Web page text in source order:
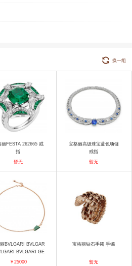
换一组
丽FESTA 262665 戒
指
暂无
宝格丽高级珠宝蓝色项链
戒指
暂无
BVLGARI BVLGAR
BVLGARI GE
CL858596 356186 项
￥25000
宝格丽钻石手镯 手镯
暂无